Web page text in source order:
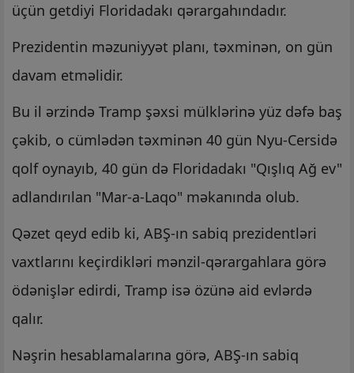
üçün getdiyi Floridadakı qərargahındadır.
Prezidentin məzuniyyət planı, təxminən, on gün
davam etməlidir.
Bu il ərzində Tramp şəxsi mülklərinə yüz dəfə baş
çəkib, o cümlədən təxminən 40 gün Nyu-Cersidə
qolf oynayıb, 40 gün də Floridadakı "Qışlıq Ağ ev"
adlandırılan "Mar-a-Laqo" məkanında olub.
Qəzet qeyd edib ki, ABŞ-ın sabiq prezidentləri
vaxtlarını keçirdikləri mənzil-qərargahlara görə
ödənişlər edirdi, Tramp isə özünə aid evlərdə
qalır.
Nəşrin hesablamalarına görə, ABŞ-ın sabiq